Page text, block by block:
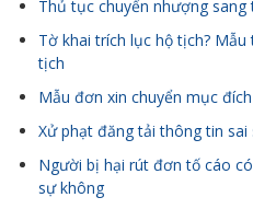
Thủ tục chuyển nhượng
Tờ khai trích lục hộ tịch?
tịch
Mẫu đơn xin chuyển mục
Xử phạt đăng tải thông tin
Người bị hại rút đơn tố cáo
sự không